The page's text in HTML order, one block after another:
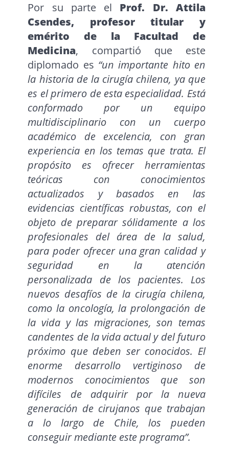
Por su parte el Prof. Dr. Attila
Csendes, profesor titular y
emérito de la Facultad de
Medicina, compartió que este
diplomado es “un importante hito en
la historia de la cirugía chilena, ya que
es el primero de esta especialidad. Está
conformado por un equipo
multidisciplinario con un cuerpo
académico de excelencia, con gran
experiencia en los temas que trata. El
propósito es ofrecer herramientas
teóricas con conocimientos
actualizados y basados en las
evidencias científicas robustas, con el
objeto de preparar sólidamente a los
profesionales del área de la salud,
para poder ofrecer una gran calidad y
seguridad en la atención
personalizada de los pacientes. Los
nuevos desafíos de la cirugía chilena,
como la oncología, la prolongación de
la vida y las migraciones, son temas
candentes de la vida actual y del futuro
próximo que deben ser conocidos. El
enorme desarrollo vertiginoso de
modernos conocimientos que son
difíciles de adquirir por la nueva
generación de cirujanos que trabajan
a lo largo de Chile, los pueden
conseguir mediante este programa”.